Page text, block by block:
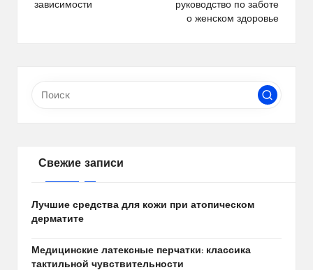
зависимости
руководство по заботе
о женском здоровье
Свежие записи
Лучшие средства для кожи при атопическом
дерматите
Медицинские латексные перчатки: классика
тактильной чувствительности